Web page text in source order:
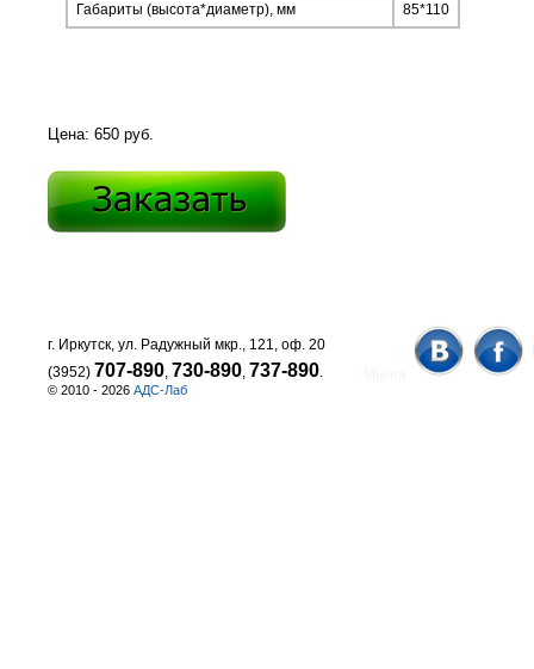
Габариты (высота*диаметр), мм 85*110
Цена: 650 руб.
© 2010 - 2026 АДС-Лаб
г. Иркутск, ул. Радужный мкр., 121, оф. 20
(3952) 707-890, 730-890, 737-890.